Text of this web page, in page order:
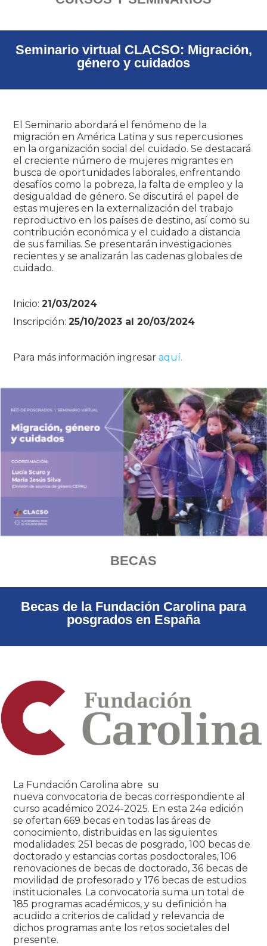
Seminario virtual CLACSO: Migración,
género y cuidados
El Seminario abordará el fenómeno de la
migración en América Latina y sus repercusiones
en la organización social del cuidado. Se destacará
el creciente número de mujeres migrantes en
busca de oportunidades laborales, enfrentando
desafíos como la pobreza, la falta de empleo y la
desigualdad de género. Se discutirá el papel de
estas mujeres en la externalización del trabajo
reproductivo en los países de destino, así como su
contribución económica y el cuidado a distancia
de sus familias. Se presentarán investigaciones
recientes y se analizarán las cadenas globales de
cuidado.
Inicio: 21/03/2024
Inscripción: 25/10/2023 al 20/03/2024
Para más información ingresar aquí.
BECAS
Becas de la Fundación Carolina para
posgrados en España
La Fundación Carolina abre su
nueva convocatoria de becas correspondiente al
curso académico 2024-2025. En esta 24a edición
se ofertan 669 becas en todas las áreas de
conocimiento, distribuidas en las siguientes
modalidades: 251 becas de posgrado, 100 becas de
doctorado y estancias cortas posdoctorales, 106
renovaciones de becas de doctorado, 36 becas de
movilidad de profesorado y 176 becas de estudios
institucionales. La convocatoria suma un total de
185 programas académicos, y su definición ha
acudido a criterios de calidad y relevancia de
dichos programas ante los retos societales del
presente.